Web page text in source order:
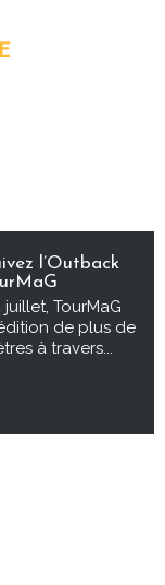
l’Outback
TourMaG
de plus de
à travers...